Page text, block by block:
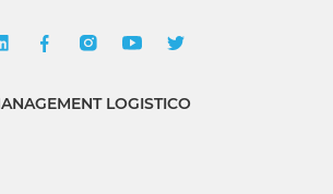
LOGISTICO